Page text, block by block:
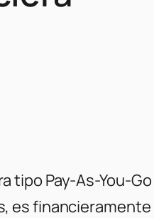
Pay-As-You-Go
es